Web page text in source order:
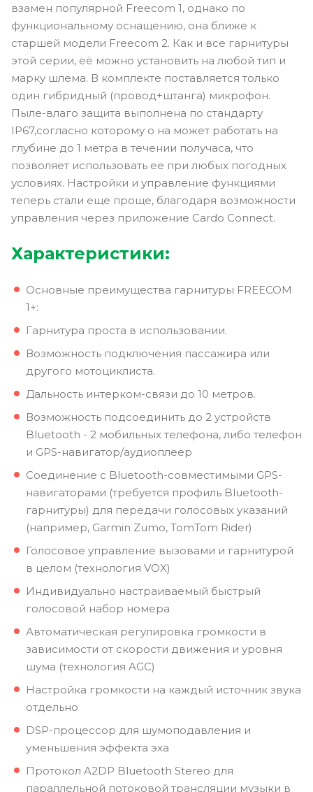
взамен популярной Freecom 1, однако по
функциональному оснащению, она ближе к
старшей модели Freecom 2. Как и все гарнитуры
этой серии, её можно установить на любой тип и
марку шлема. В комплекте поставляется только
один гибридный (провод+штанга) микрофон.
Пыле-влаго защита выполнена по стандарту
IP67,согласно которому о на может работать на
глубине до 1 метра в течении получаса, что
позволяет использовать ее при любых погодных
условиях. Настройки и управление функциями
теперь стали еще проще, благодаря возможности
управления через приложение Cardo Connect.
Характеристики:
Основные преимущества гарнитуры FREECOM
1+:
Гарнитура проста в использовании.
Возможность подключения пассажира или
другого мотоциклиста.
Дальность интерком-связи до 10 метров.
Возможность подсоединить до 2 устройств
Bluetooth - 2 мобильных телефона, либо телефон
и GPS-навигатор/аудиоплеер
Соединение с Bluetooth-совместимыми GPS-
навигаторами (требуется профиль Bluetooth-
гарнитуры) для передачи голосовых указаний
(например, Garmin Zumo, TomTom Rider)
Голосовое управление вызовами и гарнитурой
в целом (технология VOX)
Индивидуально настраиваемый быстрый
голосовой набор номера
Автоматическая регулировка громкости в
зависимости от скорости движения и уровня
шума (технология AGC)
Настройка громкости на каждый источник звука
отдельно
DSP-процессор для шумоподавления и
уменьшения эффекта эха
Протокол A2DP Bluetooth Stereo для
параллельной потоковой трансляции музыки в